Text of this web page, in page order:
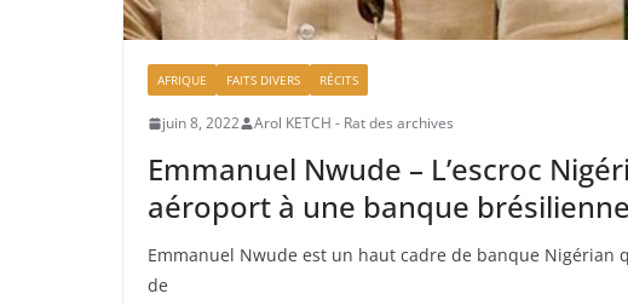
AFRIQUE FAITS DIVERS RÉCITS
juin 8, 2022 Arol KETCH - Rat des archives
Emmanuel Nwude – L’escroc
aéroport à une banque brésilienne
Emmanuel Nwude est un haut cadre de banque
de